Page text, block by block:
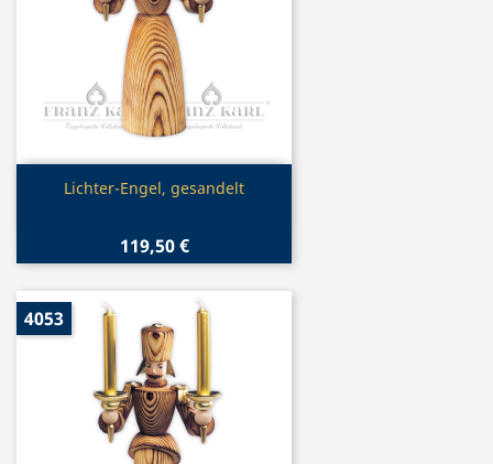
Vorschau
Lichter-Engel, gesandelt
119,50 €
4053